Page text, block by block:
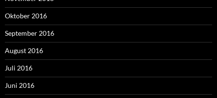
Oktober 2016
September 2016
August 2016
Juli 2016
Juni 2016